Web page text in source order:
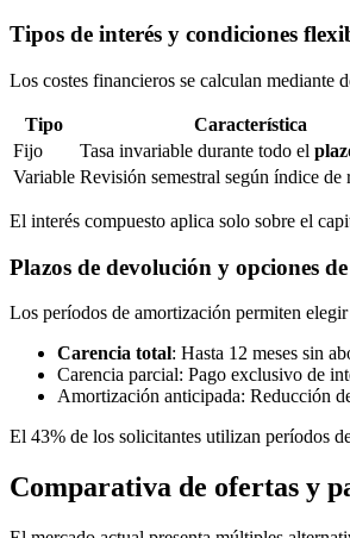
Tipos de interés y condiciones
Los costes financieros se calculan mediante
Tipo Característica
Fijo
Tasa invariable durante todo el
Variable Revisión semestral según índice de
El interés compuesto aplica solo sobre el
Plazos de devolución y opciones
Los períodos de amortización permiten
Carencia total: Hasta 12 meses sin
Carencia parcial: Pago exclusivo de
Amortización anticipada: Reducción
El 43% de los solicitantes utilizan períodos
Comparativa de ofertas y